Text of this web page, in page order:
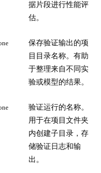
据片段进行性能评
估。
保存验证输出的项
目目录名称。有助
于整理来自不同实
验或模型的结果。
验证运行的名称。
用于在项目文件夹
内创建子目录，存
储验证日志和输
出。